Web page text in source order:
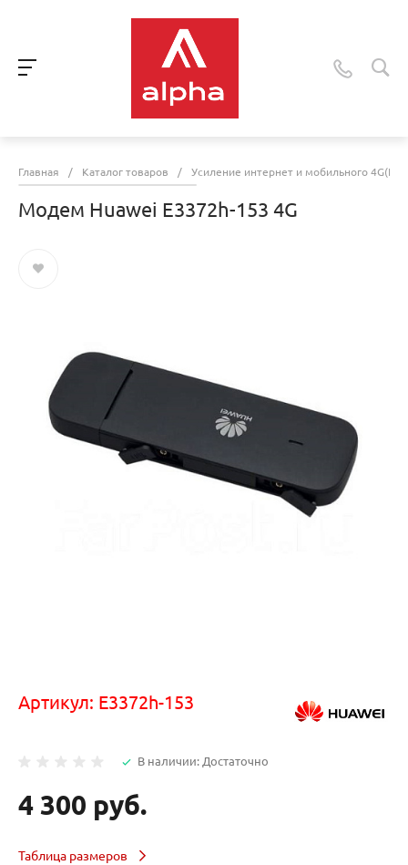
Главная / Каталог товаров / Усиление интернет и мобильного
Модем Huawei E3372h-153 4G
Артикул: E3372h-153
В наличии: Достаточно
4 300 руб.
Таблица размеров